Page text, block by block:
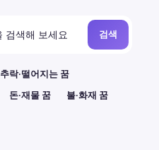
검색
추락·떨어지는 꿈
돈·재물 꿈
불·화재 꿈